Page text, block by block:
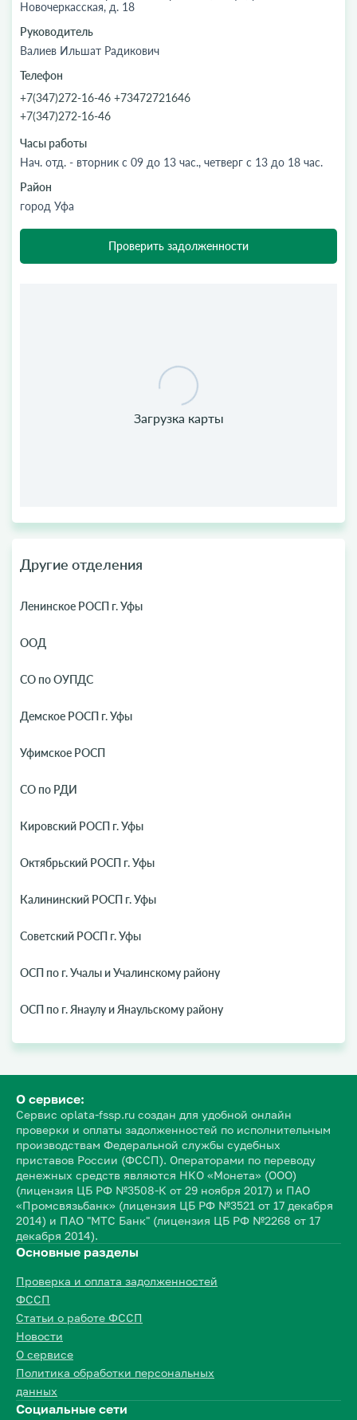
Новочеркасская, д. 18
Руководитель
Валиев Ильшат Радикович
Телефон
+7(347)272-16-46 +73472721646
+7(347)272-16-46
Часы работы
Нач. отд. - вторник с 09 до 13 час., четверг с 13 до 18 час.
Район
город Уфа
Проверить задолженности
Другие отделения
Ленинское РОСП г. Уфы
ООД
СО по ОУПДС
Демское РОСП г. Уфы
Уфимское РОСП
СО по РДИ
Кировский РОСП г. Уфы
Октябрьский РОСП г. Уфы
Калининский РОСП г. Уфы
Советский РОСП г. Уфы
ОСП по г. Учалы и Учалинскому району
ОСП по г. Янаулу и Янаульскому району
О сервисе:
Сервис oplata-fssp.ru создан для удобной онлайн
проверки и оплаты задолженностей по исполнительным
производствам Федеральной службы судебных
приставов России (ФССП). Операторами по переводу
денежных средств являются НКО «Монета» (ООО)
(лицензия ЦБ РФ №3508-К от 29 ноября 2017) и ПАО
«Промсвязьбанк» (лицензия ЦБ РФ №3521 от 17 декабря
2014) и ПАО "МТС Банк" (лицензия ЦБ РФ №2268 от 17
декабря 2014).
Основные разделы
Проверка и оплата задолженностей
ФССП
Статьи о работе ФССП
Новости
О сервисе
Политика обработки персональных
данных
Социальные сети